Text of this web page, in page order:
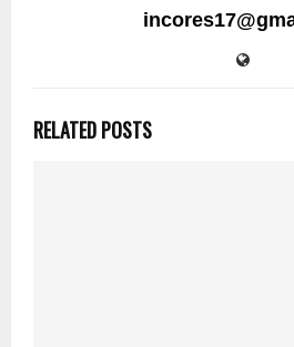
RELATED POSTS